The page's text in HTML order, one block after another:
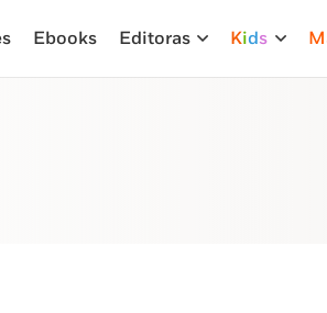
Ebooks Editoras Kids